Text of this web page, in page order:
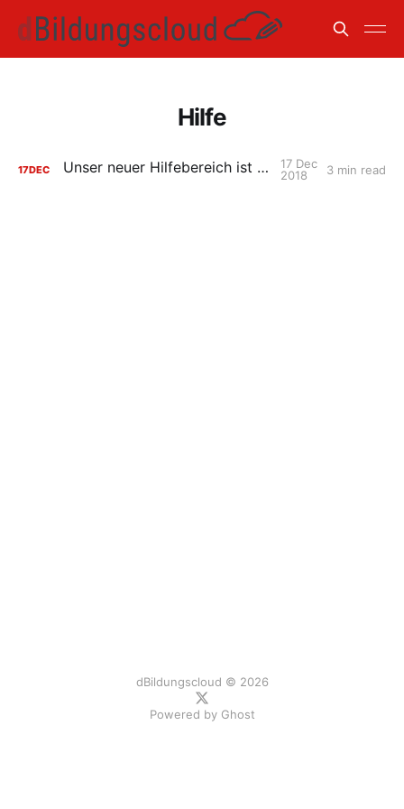
Hilfe
17DEC Unser neuer Hilfebereich ist ONLINE!
17 Dec
2018
3 min read
dBildungscloud © 2026
Powered by Ghost